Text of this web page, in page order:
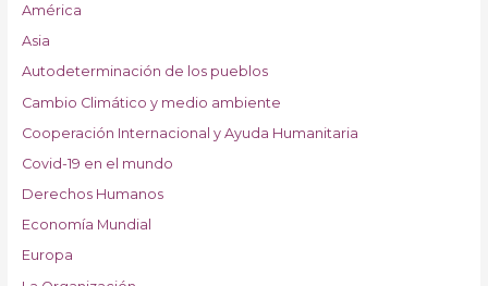
América
Asia
Autodeterminación de los pueblos
Cambio Climático y medio ambiente
Cooperación Internacional y Ayuda Humanitaria
Covid-19 en el mundo
Derechos Humanos
Economía Mundial
Europa